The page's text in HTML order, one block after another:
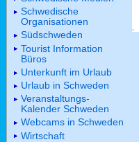
Schwedische
Organisationen
Südschweden
Tourist Information
Büros
Unterkunft im Urlaub
Urlaub in Schweden
Veranstaltungs-
Kalender Schweden
Webcams in Schweden
Wirtschaft